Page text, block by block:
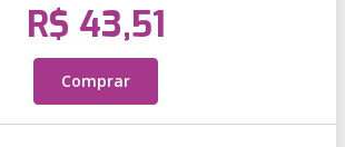
R$ 43,51
Comprar